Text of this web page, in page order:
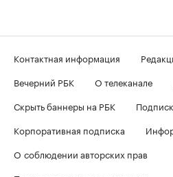
Контактная информация
Вечерний РБК
О телеканале
Скрыть баннеры на РБК
Корпоративная подписка
О соблюдении авторских прав